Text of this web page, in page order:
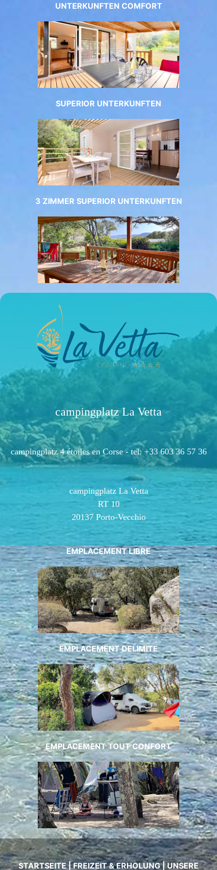
UNTERKUNFTEN COMFORT
SUPERIOR UNTERKUNFTEN
3 ZIMMER SUPERIOR UNTERKUNFTEN
campingplatz La Vetta
campingplatz 4 étoiles en Corse - tel: +33 603 36 57 36
campingplatz La Vetta
RT 10
20137 Porto-Vecchio
EMPLACEMENT LIBRE
EMPLACEMENT DELIMITE
EMPLACEMENT TOUT CONFORT
STARTSEITE|FREIZEIT & ERHOLUNG|UNSERE